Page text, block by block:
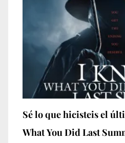
Sé lo que hicisteis el
What You Did Last